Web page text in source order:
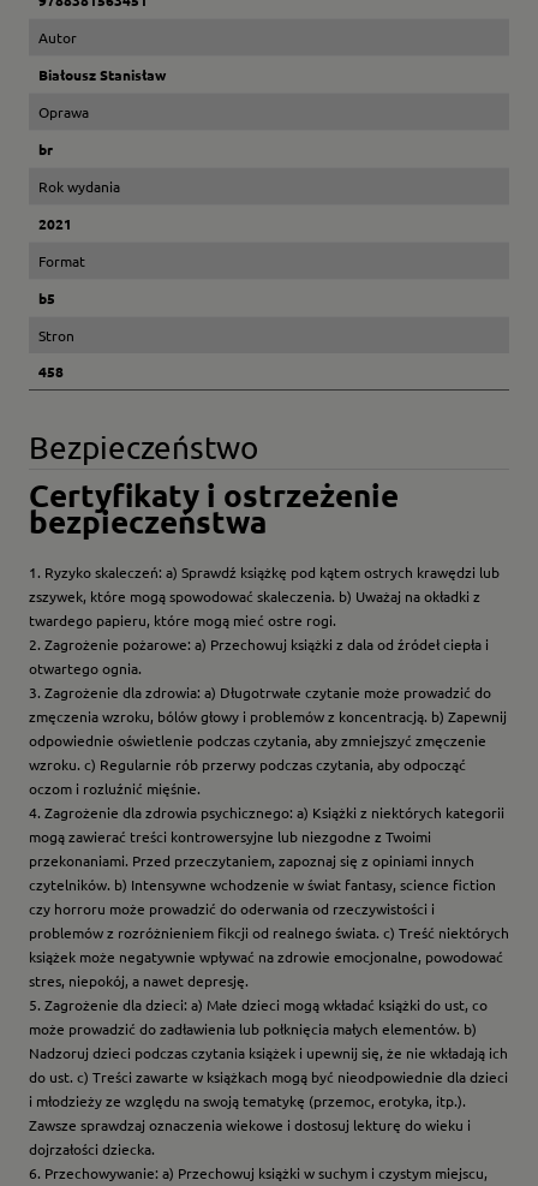
Autor
Białousz Stanisław
Oprawa
br
Rok wydania
2021
Format
b5
Stron
458
Bezpieczeństwo
Certyfikaty i ostrzeżenie
bezpieczeństwa
1. Ryzyko skaleczeń: a) Sprawdź książkę pod kątem ostrych krawędzi lub
zszywek, które mogą spowodować skaleczenia. b) Uważaj na okładki z
twardego papieru, które mogą mieć ostre rogi.
2. Zagrożenie pożarowe: a) Przechowuj książki z dala od źródeł ciepła i
otwartego ognia.
3. Zagrożenie dla zdrowia: a) Długotrwałe czytanie może prowadzić do
zmęczenia wzroku, bólów głowy i problemów z koncentracją. b) Zapewnij
odpowiednie oświetlenie podczas czytania, aby zmniejszyć zmęczenie
wzroku. c) Regularnie rób przerwy podczas czytania, aby odpocząć
oczom i rozluźnić mięśnie.
4. Zagrożenie dla zdrowia psychicznego: a) Książki z niektórych kategorii
mogą zawierać treści kontrowersyjne lub niezgodne z Twoimi
przekonaniami. Przed przeczytaniem, zapoznaj się z opiniami innych
czytelników. b) Intensywne wchodzenie w świat fantasy, science fiction
czy horroru może prowadzić do oderwania od rzeczywistości i
problemów z rozróżnieniem fikcji od realnego świata. c) Treść niektórych
książek może negatywnie wpływać na zdrowie emocjonalne, powodować
stres, niepokój, a nawet depresję.
5. Zagrożenie dla dzieci: a) Małe dzieci mogą wkładać książki do ust, co
może prowadzić do zadławienia lub połknięcia małych elementów. b)
Nadzoruj dzieci podczas czytania książek i upewnij się, że nie wkładają ich
do ust. c) Treści zawarte w książkach mogą być nieodpowiednie dla dzieci
i młodzieży ze względu na swoją tematykę (przemoc, erotyka, itp.).
Zawsze sprawdzaj oznaczenia wiekowe i dostosuj lekturę do wieku i
dojrzałości dziecka.
6. Przechowywanie: a) Przechowuj książki w suchym i czystym miejscu,